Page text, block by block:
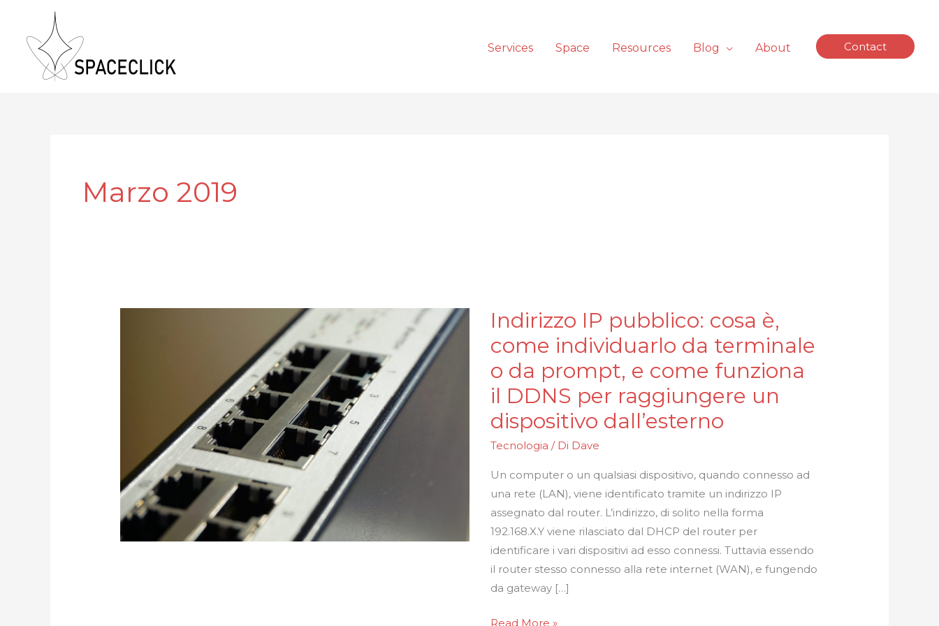
contenuto
Services Space Resources Blog About Contact
Marzo 2019
Indirizzo IP pubblico: cosa è,
come individuarlo da terminale
o da prompt, e come funziona
il DDNS per raggiungere un
dispositivo dall’esterno
Tecnologia / Di Dave
Un computer o un qualsiasi dispositivo, quando connesso ad
una rete (LAN), viene identificato tramite un indirizzo IP
assegnato dal router. L’indirizzo, di solito nella forma
192.168.X.Y viene rilasciato dal DHCP del router per
identificare i vari dispositivi ad esso connessi. Tuttavia essendo
il router stesso connesso alla rete internet (WAN), e fungendo
da gateway […]
Indirizzo
pubblico:
cosa
è,
come
individuarlo
da
terminale
prompt,
e
come
funziona
DDNS
Read More »